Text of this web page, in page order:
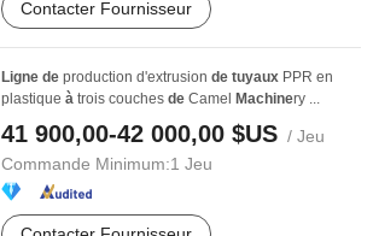
Contacter Fournisseur
Ligne de production d'extrusion de tuyaux PPR en
plastique à trois couches de Camel Machinery ...
41 900,00-42 000,00 $US / Jeu
Commande Minimum:1 Jeu